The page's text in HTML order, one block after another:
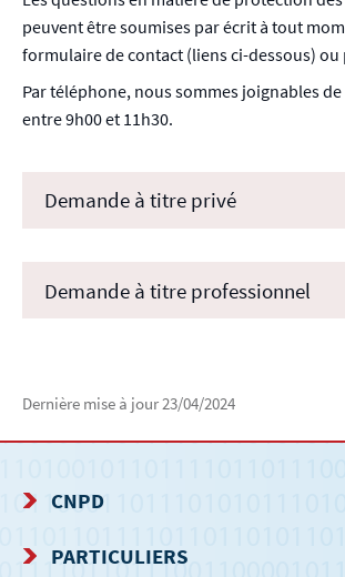
peuvent être soumises par écrit à tout
formulaire de contact (liens ci-dessous) ou
Par téléphone, nous sommes joignables
entre 9h00 et 11h30.
Demande à titre privé
Demande à titre professionnel
Dernière mise à jour23/04/2024
MENU
CNPD
PARTICULIERS